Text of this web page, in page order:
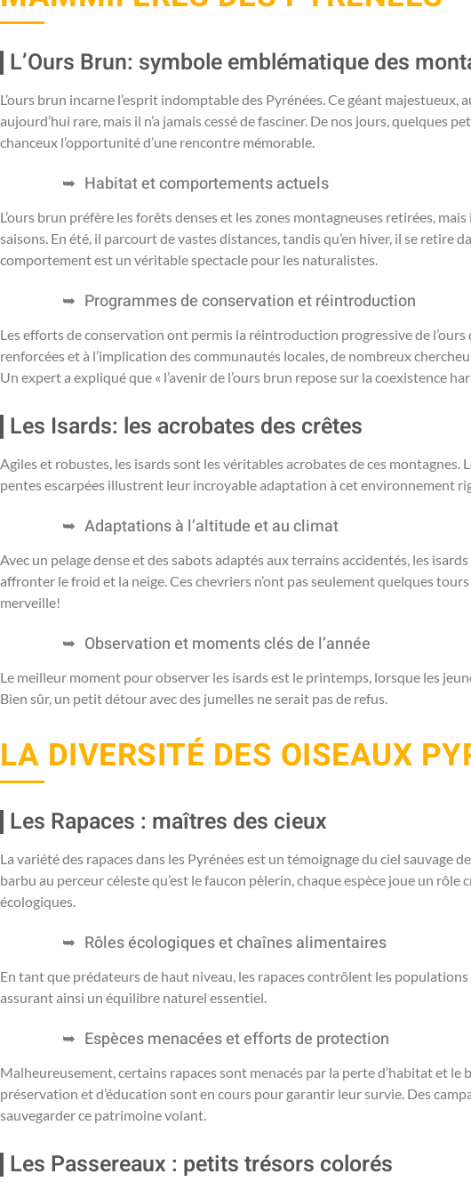
L’Ours Brun: symbole emblématique des
L’ours brun incarne l’esprit indomptable des Pyrénées. Ce géant
aujourd’hui rare, mais il n’a jamais cessé de fasciner. De nos jours, quelques
chanceux l’opportunité d’une rencontre mémorable.
Habitat et comportements actuels
L’ours brun préfère les forêts denses et les zones montagneuses retirées,
saisons. En été, il parcourt de vastes distances, tandis qu’en hiver, il se retire
comportement est un véritable spectacle pour les naturalistes.
Programmes de conservation et réintroduction
Les efforts de conservation ont permis la réintroduction progressive de l’ours
renforcées et à l’implication des communautés locales, de nombreux
Un expert a expliqué que « l’avenir de l’ours brun repose sur la coexistence
Les Isards: les acrobates des crêtes
Agiles et robustes, les isards sont les véritables acrobates de ces
pentes escarpées illustrent leur incroyable adaptation à cet environnement
Adaptations à l’altitude et au climat
Avec un pelage dense et des sabots adaptés aux terrains accidentés, les
affronter le froid et la neige. Ces chevriers n’ont pas seulement quelques
merveille!
Observation et moments clés de l’année
Le meilleur moment pour observer les isards est le printemps, lorsque les
Bien sûr, un petit détour avec des jumelles ne serait pas de refus.
LA DIVERSITÉ DES OISEAUX
Les Rapaces : maîtres des cieux
La variété des rapaces dans les Pyrénées est un témoignage du ciel sauvage
barbu au perceur céleste qu’est le faucon pèlerin, chaque espèce joue un
écologiques.
Rôles écologiques et chaînes alimentaires
En tant que prédateurs de haut niveau, les rapaces contrôlent les
assurant ainsi un équilibre naturel essentiel.
Espèces menacées et efforts de protection
Malheureusement, certains rapaces sont menacés par la perte d’habitat et le
préservation et d’éducation sont en cours pour garantir leur survie. Des
sauvegarder ce patrimoine volant.
Les Passereaux : petits trésors colorés